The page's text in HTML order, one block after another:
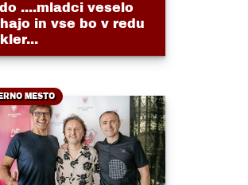
....mladci veselo
in vse bo v redu
MESTO